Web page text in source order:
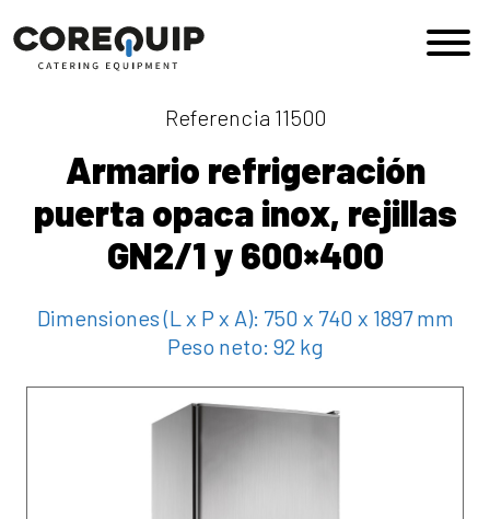
Navegación principal
Referencia 11500
Armario refrigeración
puerta opaca inox, rejillas
GN2/1 y 600×400
Dimensiones (L x P x A): 750 x 740 x 1897 mm
Peso neto: 92 kg